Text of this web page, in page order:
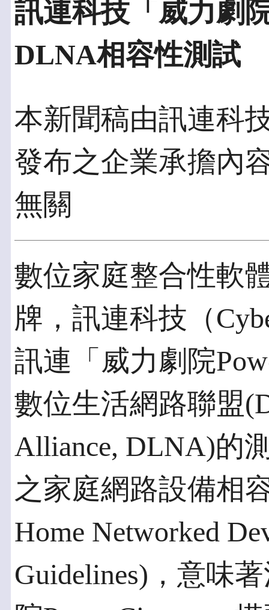
訊連科技「威力劇
DLNA相容性測試
本新聞稿由訊連科
發布之企業承擔內
無關
數位家庭整合性軟
牌，訊連科技（
訊連「威力劇院
數位生活網路聯盟
Alliance, DLNA)的
之家庭網路設備相
Home Networked
Guidelines)，意味